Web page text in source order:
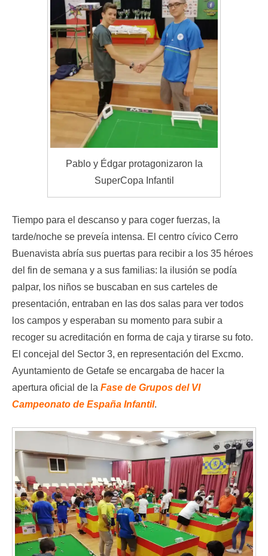
Pablo y Édgar protagonizaron la
SuperCopa Infantil
Tiempo para el descanso y para coger fuerzas, la
tarde/noche se preveía intensa. El centro cívico Cerro
Buenavista abría sus puertas para recibir a los 35 héroes
del fin de semana y a sus familias: la ilusión se podía
palpar, los niños se buscaban en sus carteles de
presentación, entraban en las dos salas para ver todos
los campos y esperaban su momento para subir a
recoger su acreditación en forma de caja y tirarse su foto.
El concejal del Sector 3, en representación del Excmo.
Ayuntamiento de Getafe se encargaba de hacer la
apertura oficial de la Fase de Grupos del VI
Campeonato de España Infantil.